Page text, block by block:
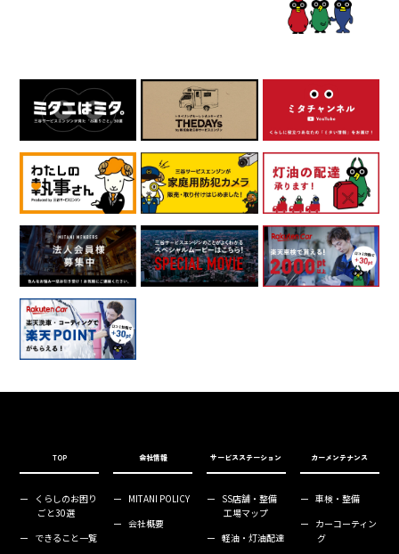
TOP
ー
くらしのお困り
ごと30選
ー できること一覧
会社情報
ー MITANI POLICY
ー 会社概要
サービスステーション
ー SS店舗・整備
工場マップ
ー 軽油・灯油配達
カーメンテナンス
ー 車検・整備
ー カーコーティン
グ